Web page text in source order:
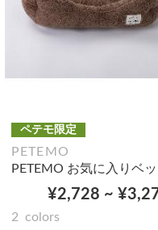
ペテモ限定
PETEMO
PETEMO お気に入りベ
¥2,728 ~
2 colors